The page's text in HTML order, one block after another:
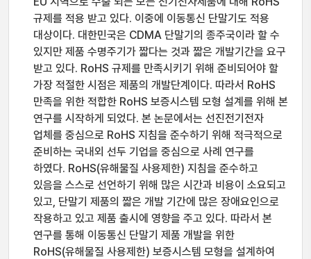
규제를 적용 받고 있다. 이중에 이동통신 단말기도 적용
대상이다. 대한민국은 CDMA 단말기의 종주국이라 할 수
있지만 제품 수명주기가 짧다는 것과 짧은 개발기간을 요구
받고 있다. RoHS 규제를 만족시키기 위해 준비되어야 할
가장 적절한 시점은 제품의 개발단계이다. 따라서 RoHS
만족을 위한 적합한 RoHS 보증시스템 모형 설계를 위해 본
연구를 시작하게 되었다. 본 논문에서는 선진전기전자
업체를 중심으로 RoHS 지침을 준수하기 위해 적극적으로
준비하는 국내외 선두 기업을 중심으로 사례 연구를
하였다. RoHS(유해물질 사용제한) 지침을 준수하고
있음을 스스로 선언하기 위해 많은 시간과 비용이 소요되고
있고, 단말기 제품의 짧은 개발 기간에 많은 장애요인으로
작용하고 있고 제품 출시에 영향을 주고 있다. 따라서 본
연구를 통해 이동통신 단말기 제품 개발을 위한
RoHS(유해물질 사용제한) 보증시스템 모형을 설계하여